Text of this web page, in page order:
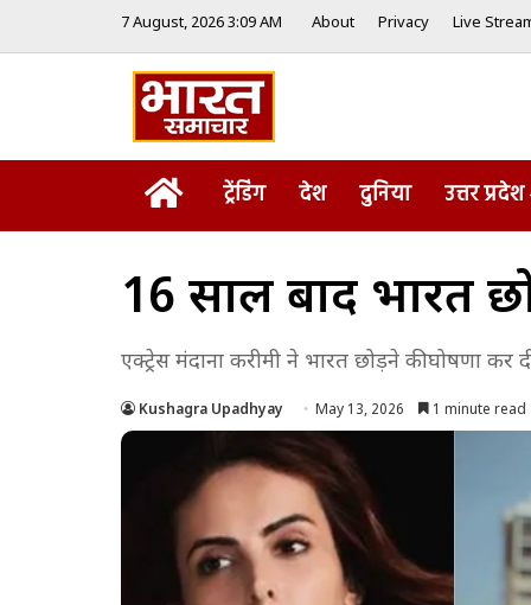
7 August, 2026 3:09 AM About Privacy Live
Homeट्रेंडिंग देश दुनिया उत्तर प्रदेश
16 साल बाद भारत
एक्ट्रेस मंदाना करीमी ने भारत छोड़ने की घोषणा
Kushagra Upadhyay May 13, 2026 1 minute read